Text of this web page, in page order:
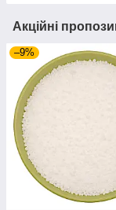
Акційні
–9%